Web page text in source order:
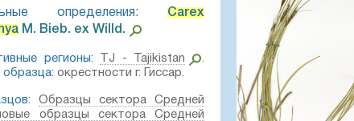
определения:
Carex
M. Bieb. ex Willd.⁣
регионы: TJ - Tajikistan
.
окрестности г. Гиссар.
Образцы сектора Средней
образцы сектора Средней